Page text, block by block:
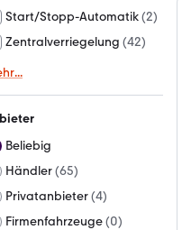
Start/Stopp-Automatik(2)
Zentralverriegelung (42)
...
Beliebig
Händler(65)
Privatanbieter(4)
Firmenfahrzeuge(0)